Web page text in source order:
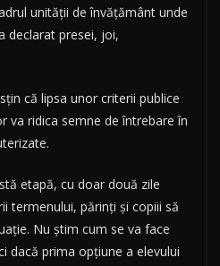
unităţii de învăţământ unde
declarat presei, joi,
că lipsa unor criterii publice
va ridica semne de întrebare în
etapă, cu doar două zile
termenului, părinţi şi copiii să
Nu ştim cum se va face
dacă prima opţiune a elevului